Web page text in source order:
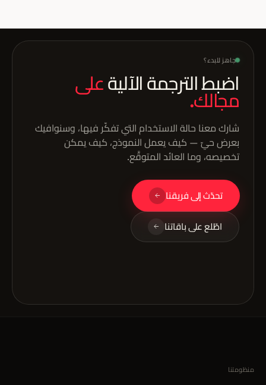
جاهز للبدء؟
اضبط الترجمة الآليةعلى مجالك.
شارك معنا حالة الاستخدام التي تفكّر فيها، وسنوافيك
بعرض حيّ — كيف يعمل النموذج، كيف يمكن
تخصيصه، وما العائد المتوقَّع.
تحدّث إلى فريقنا
اطّلع على باقاتنا
منظومتنا